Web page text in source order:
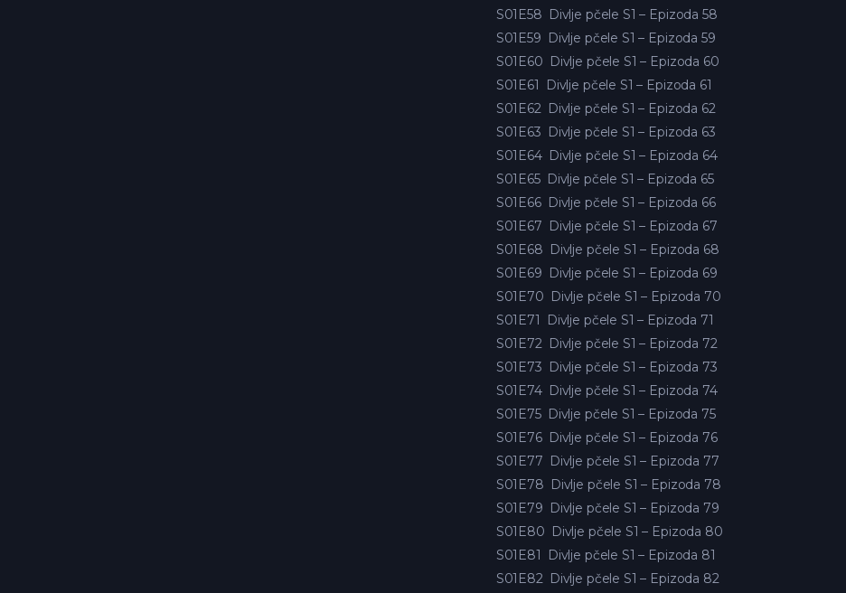
S01E58 Divlje pčele S1 – Epizoda 58
S01E59 Divlje pčele S1 – Epizoda 59
S01E60 Divlje pčele S1 – Epizoda 60
S01E61
Divlje pčele S1 – Epizoda 61
S01E62 Divlje pčele S1 – Epizoda 62
S01E63 Divlje pčele S1 – Epizoda 63
S01E64 Divlje pčele S1 – Epizoda 64
S01E65 Divlje pčele S1 – Epizoda 65
S01E66 Divlje pčele S1 – Epizoda 66
S01E67 Divlje pčele S1 – Epizoda 67
S01E68 Divlje pčele S1 – Epizoda 68
S01E69 Divlje pčele S1 – Epizoda 69
S01E70 Divlje pčele S1 – Epizoda 70
S01E71
Divlje pčele S1 – Epizoda 71
S01E72 Divlje pčele S1 – Epizoda 72
S01E73 Divlje pčele S1 – Epizoda 73
S01E74 Divlje pčele S1 – Epizoda 74
S01E75 Divlje pčele S1 – Epizoda 75
S01E76 Divlje pčele S1 – Epizoda 76
S01E77 Divlje pčele S1 – Epizoda 77
S01E78 Divlje pčele S1 – Epizoda 78
S01E79 Divlje pčele S1 – Epizoda 79
S01E80 Divlje pčele S1 – Epizoda 80
S01E81
Divlje pčele S1 – Epizoda 81
S01E82 Divlje pčele S1 – Epizoda 82